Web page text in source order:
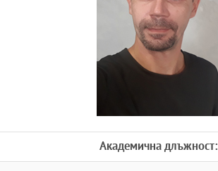
Академична длъжност: